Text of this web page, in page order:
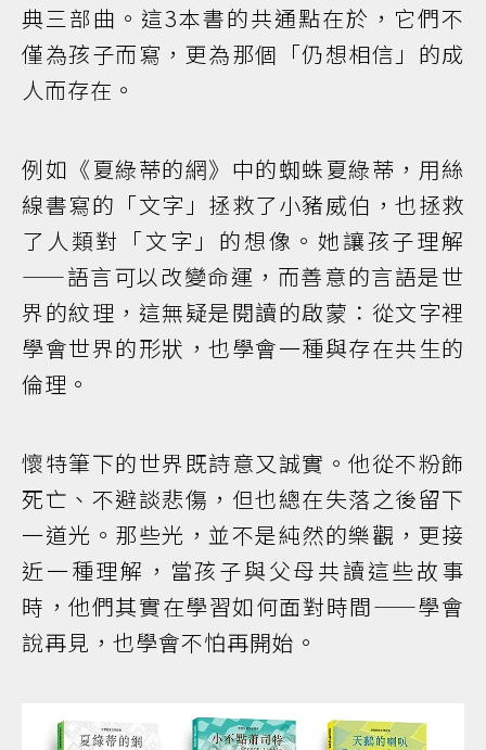
典三部曲。這3本書的共通點在於，它們不
僅為孩子而寫，更為那個「仍想相信」的成
人而存在。
例如《夏綠蒂的網》中的蜘蛛夏綠蒂，用絲
線書寫的「文字」拯救了小豬威伯，也拯救
了人類對「文字」的想像。她讓孩子理解
——語言可以改變命運，而善意的言語是世
界的紋理，這無疑是閱讀的啟蒙：從文字裡
學會世界的形狀，也學會一種與存在共生的
倫理。
懷特筆下的世界既詩意又誠實。他從不粉飾
死亡、不避談悲傷，但也總在失落之後留下
一道光。那些光，並不是純然的樂觀，更接
近一種理解，當孩子與父母共讀這些故事
時，他們其實在學習如何面對時間——學會
說再見，也學會不怕再開始。